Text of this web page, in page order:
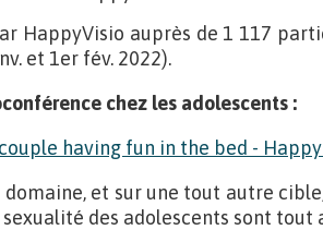
HappyVisio auprès de 1 117
et 1er fév. 2022).
chez les adolescents :
et sur une tout autre
sexualité des adolescents sont